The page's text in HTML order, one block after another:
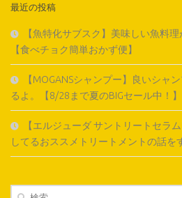
最近の投稿
【魚特化サブスク】美味しい魚料
【食べチョク簡単おかず便】
【MOGANSシャンプー】良いシャ
るよ。【8/28まで夏のBIGセール中！】
【エルジューダ サントリートセラ
してるおススメトリートメントの話を
検